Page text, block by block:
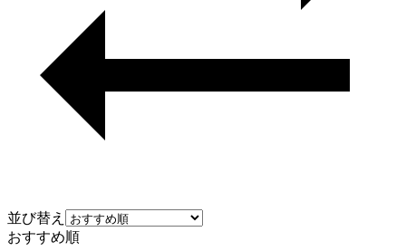
並び替え
おすすめ順